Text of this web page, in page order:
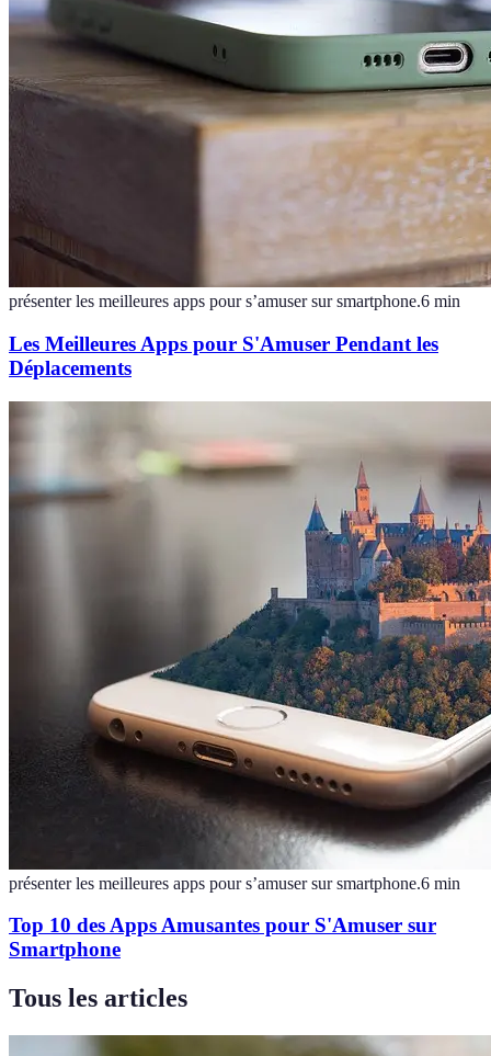
présenter les meilleures apps pour s’amuser sur smartphone.6 min
Les Meilleures Apps pour S'Amuser Pendant les
Déplacements
présenter les meilleures apps pour s’amuser sur smartphone.6 min
Top 10 des Apps Amusantes pour S'Amuser sur
Smartphone
Tous les articles